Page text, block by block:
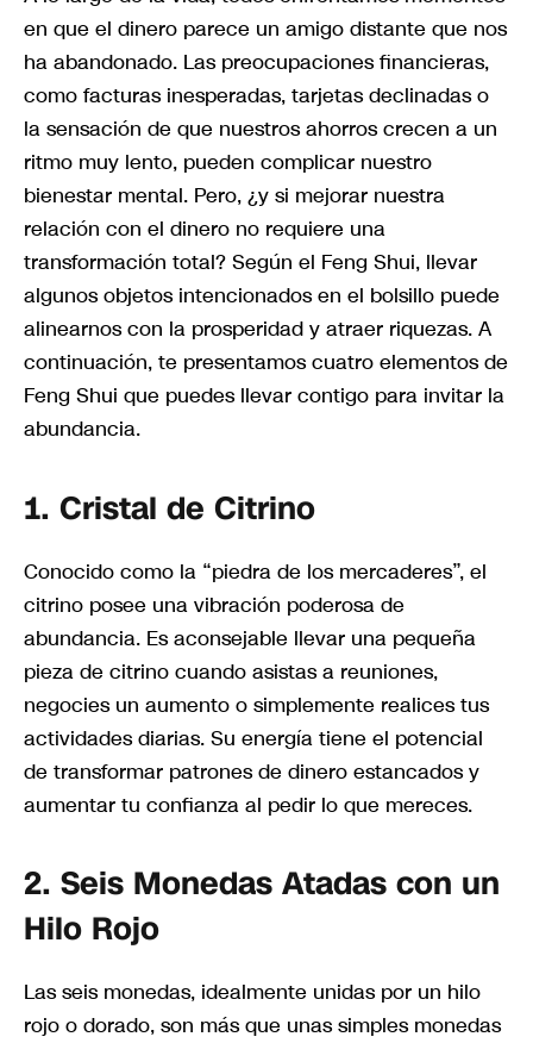
en que el dinero parece un amigo distante que nos
ha abandonado. Las preocupaciones financieras,
como facturas inesperadas, tarjetas declinadas o
la sensación de que nuestros ahorros crecen a un
ritmo muy lento, pueden complicar nuestro
bienestar mental. Pero, ¿y si mejorar nuestra
relación con el dinero no requiere una
transformación total? Según el Feng Shui, llevar
algunos objetos intencionados en el bolsillo puede
alinearnos con la prosperidad y atraer riquezas. A
continuación, te presentamos cuatro elementos de
Feng Shui que puedes llevar contigo para invitar la
abundancia.
1. Cristal de Citrino
Conocido como la “piedra de los mercaderes”, el
citrino posee una vibración poderosa de
abundancia. Es aconsejable llevar una pequeña
pieza de citrino cuando asistas a reuniones,
negocies un aumento o simplemente realices tus
actividades diarias. Su energía tiene el potencial
de transformar patrones de dinero estancados y
aumentar tu confianza al pedir lo que mereces.
2. Seis Monedas Atadas con un
Hilo Rojo
Las seis monedas, idealmente unidas por un hilo
rojo o dorado, son más que unas simples monedas